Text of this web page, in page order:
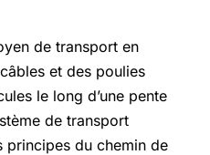
de transport en
et des poulies
le long d’une pente
de transport
principes du chemin de